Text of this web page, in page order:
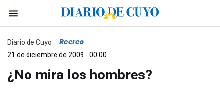
Diario de Cuyo Recreo
21 de diciembre de 2009 - 00:00
¿No mira los hombres?